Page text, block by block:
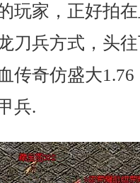
玩家，正好拍
刀兵方式，头
传奇仿盛大
兵.